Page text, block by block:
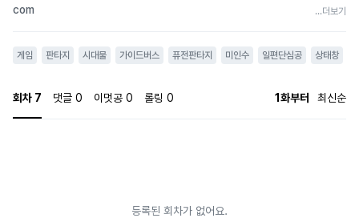
com
...더보기
게임 판타지 시대물 가이드버스 퓨전판타지 미인수 일편단심공 상태창
회차 7 댓글 0 이멋공 0 롤링 0 1화부터 최신순
등록된 회차가 없어요.